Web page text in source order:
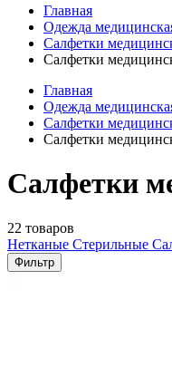
Главная
Одежда
Салфетки
Салфетки
Главная
Одежда
Салфетки
Салфетки
Салфетки
22 товаров
Нетканые Стерильные
Фильтр